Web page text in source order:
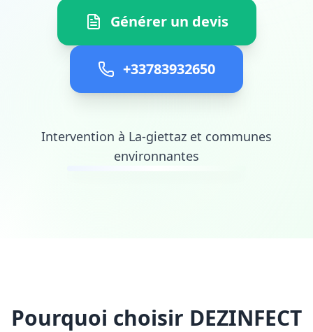
Générer un devis
+33783932650
Intervention à La-giettaz et communes
environnantes
Pourquoi choisir DEZINFECT